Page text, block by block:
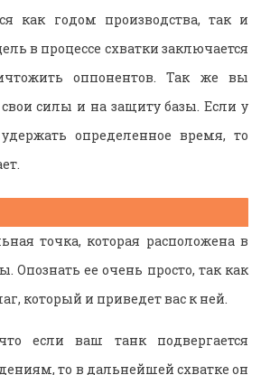
как годом производства, так и
в процессе схватки заключается
оппонентов. Так же вы
силы и на защиту базы. Если у
определенное время, то
точка, которая расположена в
Опознать ее очень просто, так как
который и приведет вас к ней.
если ваш танк подвергается
то в дальнейшей схватке он